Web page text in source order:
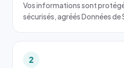
Vos informations sont
sécurisés, agréés Données de
2